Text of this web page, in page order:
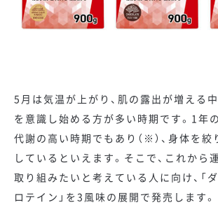
5月は気温が上がり、肌の露出が増える
を意識し始める方が多い時期です。1年
代謝の高い時期でもあり（※）、身体を
しているといえます。そこで、これから
取り組みたいと考えている人に向け、「
ロテイン」を3風味の展開で発売します。